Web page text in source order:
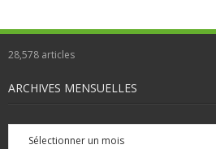
28,578 articles
ARCHIVES MENSUELLES
Archives
mensuelles